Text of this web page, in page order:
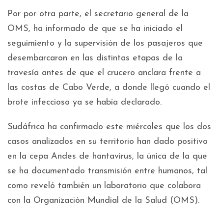
Por por otra parte, el secretario general de la
OMS, ha informado de que se ha iniciado el
seguimiento y la supervisión de los pasajeros que
desembarcaron en las distintas etapas de la
travesía antes de que el crucero anclara frente a
las costas de Cabo Verde, a donde llegó cuando el
brote infeccioso ya se había declarado.
Sudáfrica ha confirmado este miércoles que los dos
casos analizados en su territorio han dado positivo
en la cepa Andes de hantavirus, la única de la que
se ha documentado transmisión entre humanos, tal
como reveló también un laboratorio que colabora
con la Organización Mundial de la Salud (OMS).